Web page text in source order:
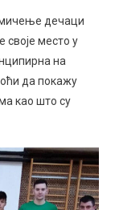
дечаци
своје место у
на
да покажу
као што су